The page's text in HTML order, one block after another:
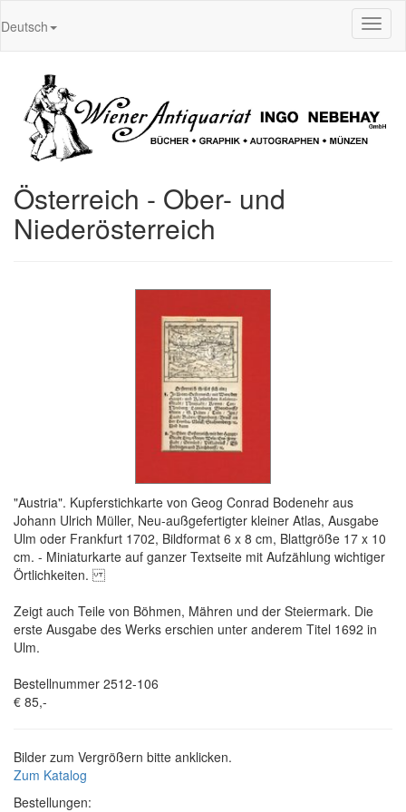
Deutsch
Österreich - Ober- und
Niederösterreich
"Austria". Kupferstichkarte von Geog Conrad Bodenehr aus
Johann Ulrich Müller, Neu-außgefertigter kleiner Atlas, Ausgabe
Ulm oder Frankfurt 1702, Bildformat 6 x 8 cm, Blattgröße 17 x 10
cm. - Miniaturkarte auf ganzer Textseite mit Aufzählung wichtiger
Örtlichkeiten.
Zeigt auch Teile von Böhmen, Mähren und der Steiermark. Die
erste Ausgabe des Werks erschien unter anderem Titel 1692 in
Ulm.
Bestellnummer 2512-106
€ 85,-
Bilder zum Vergrößern bitte anklicken.
Zum Katalog
Bestellungen: